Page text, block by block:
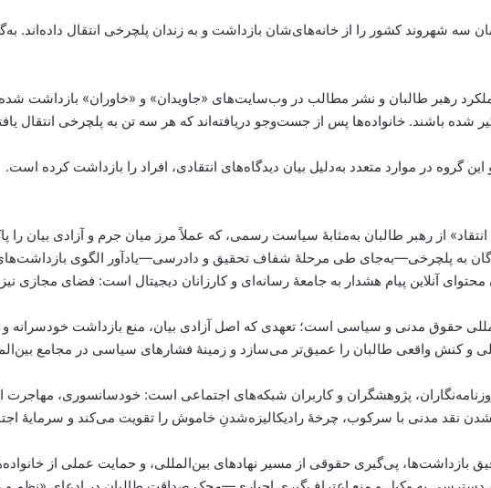
می‌گویند طالبان سه شهروند کشور را از خانه‌های‌شان بازداشت و به زندان پلچرخی انتقال داده‌اند.
عملکرد رهبر طالبان و نشر مطالب در وب‌سایت‌های «جاویدان» و «خاوران» بازداشت
باشند. خانواده‌ها پس از جست‌وجو دریافته‌اند که هر سه تن به پلچرخی انتقال
گروه در موارد متعدد به‌دلیل بیان دیدگاه‌های انتقادی، افراد را بازداشت کرده است.
از رهبر طالبان به‌مثابهٔ سیاست رسمی، که عملاً مرز میان جرم و آزادی بیان را
به پلچرخی—به‌جای طی مرحلهٔ شفاف تحقیق و دادرسی—یادآور الگوی
آنلاین پیام هشدار به جامعهٔ رسانه‌ای و کارزانان دیجیتال است: فضای
حقوق مدنی و سیاسی است؛ تعهدی که اصل آزادی بیان، منع بازداشت خودسرانه
و کنش واقعی طالبان را عمیق‌تر می‌سازد و زمینهٔ فشارهای سیاسی در مجامع
پژوهشگران و کاربران شبکه‌های اجتماعی است: خودسانسوری، مهاجرت
نقد مدنی با سرکوب، چرخهٔ رادیکالیزه‌شدنِ خاموش را تقویت می‌کند و سرمایهٔ
بازداشت‌ها، پی‌گیری حقوقی از مسیر نهادهای بین‌المللی، و حمایت عملی از